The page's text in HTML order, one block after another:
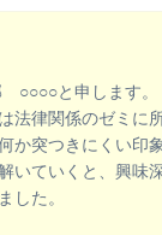
と申します。
法律関係のゼミに
か突つきにくい印
いていくと、興味
した。